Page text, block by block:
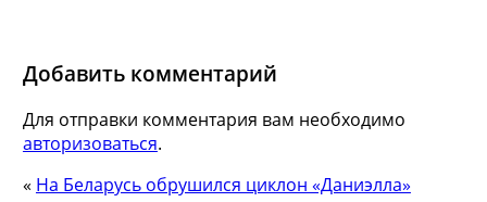
Добавить комментарий
Для отправки комментария вам необходимо
авторизоваться.
« На Беларусь обрушился циклон «Даниэлла»